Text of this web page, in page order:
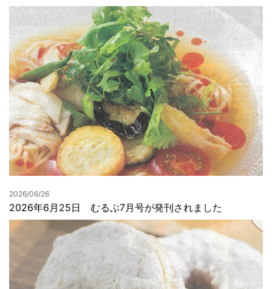
2026/06/26
2026年6月25日 むるぶ7月号が発刊されました